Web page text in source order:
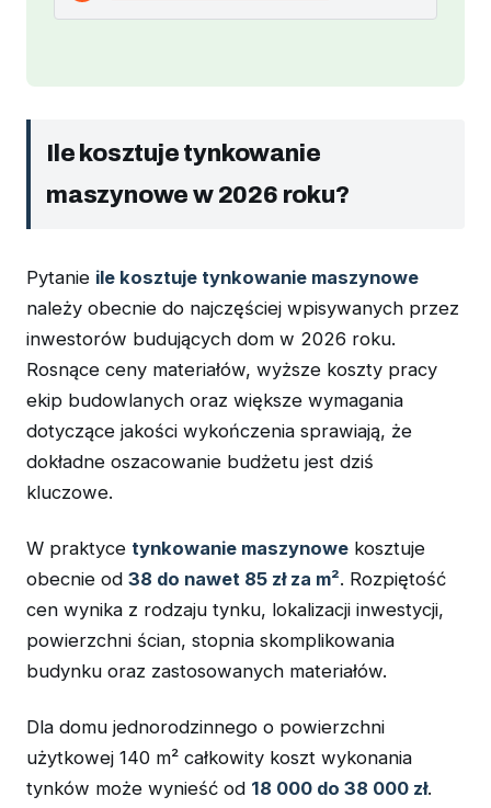
Ile kosztuje tynkowanie
maszynowe w 2026 roku?
Pytanie ile kosztuje tynkowanie maszynowe
należy obecnie do najczęściej wpisywanych przez
inwestorów budujących dom w 2026 roku.
Rosnące ceny materiałów, wyższe koszty pracy
ekip budowlanych oraz większe wymagania
dotyczące jakości wykończenia sprawiają, że
dokładne oszacowanie budżetu jest dziś
kluczowe.
W praktyce tynkowanie maszynowe kosztuje
obecnie od 38 do nawet 85 zł za m². Rozpiętość
cen wynika z rodzaju tynku, lokalizacji inwestycji,
powierzchni ścian, stopnia skomplikowania
budynku oraz zastosowanych materiałów.
Dla domu jednorodzinnego o powierzchni
użytkowej 140 m² całkowity koszt wykonania
tynków może wynieść od 18 000 do 38 000 zł.